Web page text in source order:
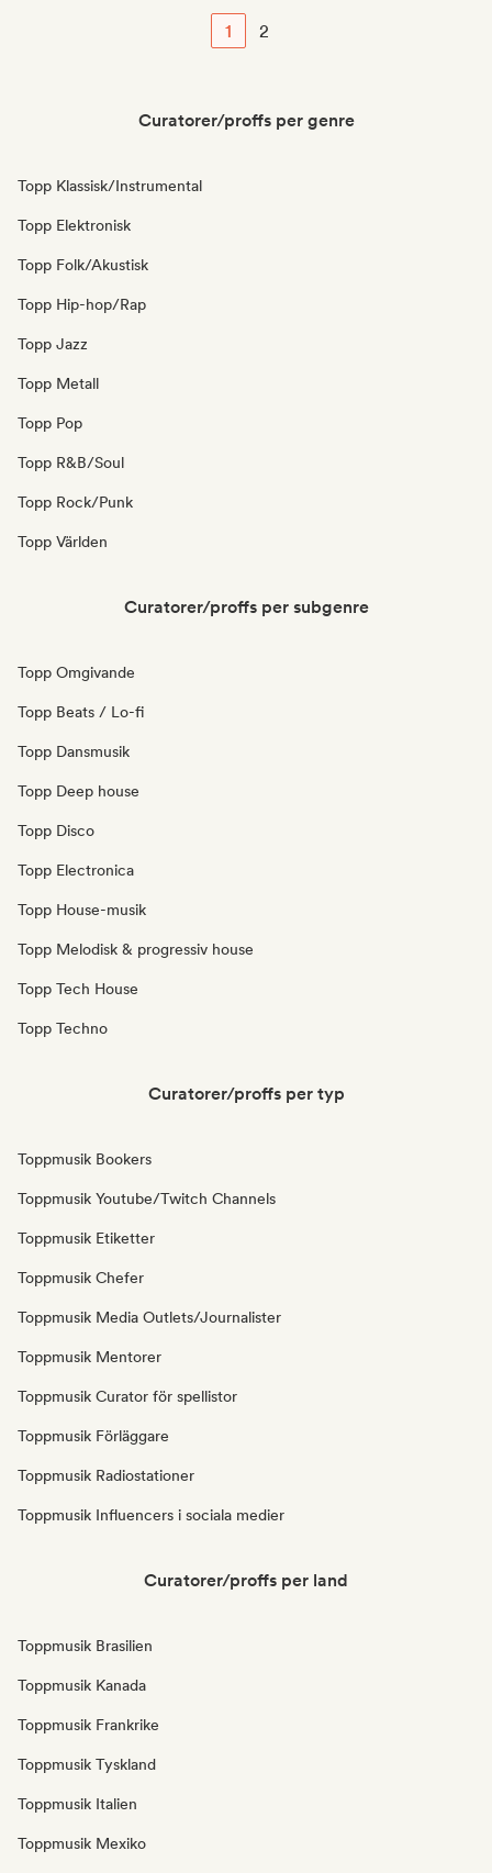
1 2
Curatorer/proffs per genre
Topp Klassisk/Instrumental
Topp Elektronisk
Topp Folk/Akustisk
Topp Hip-hop/Rap
Topp Jazz
Topp Metall
Topp Pop
Topp R&B/Soul
Topp Rock/Punk
Topp Världen
Curatorer/proffs per subgenre
Topp Omgivande
Topp Beats / Lo-fi
Topp Dansmusik
Topp Deep house
Topp Disco
Topp Electronica
Topp House-musik
Topp Melodisk & progressiv house
Topp Tech House
Topp Techno
Curatorer/proffs per typ
Toppmusik Bookers
Toppmusik Youtube/Twitch Channels
Toppmusik Etiketter
Toppmusik Chefer
Toppmusik Media Outlets/Journalister
Toppmusik Mentorer
Toppmusik Curator för spellistor
Toppmusik Förläggare
Toppmusik Radiostationer
Toppmusik Influencers i sociala medier
Curatorer/proffs per land
Toppmusik Brasilien
Toppmusik Kanada
Toppmusik Frankrike
Toppmusik Tyskland
Toppmusik Italien
Toppmusik Mexiko